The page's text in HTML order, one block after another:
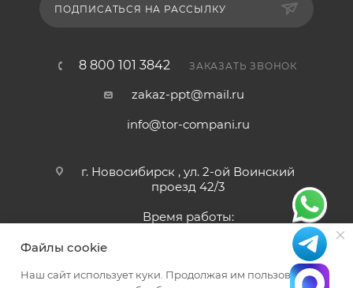
ПОДПИСАТЬСЯ НА РАССЫЛКУ
8 800 101 3842 ЗАКАЗАТЬ ЗВОНОК
zakaz-ppt@mail.ru
info@tor-compani.ru
г. Новосибирск , ул. 2-ой Воинский
проезд 42/3
Время работы:
Файлы cookie
Наш сайт использует куки. Продолжая им пользоваться,